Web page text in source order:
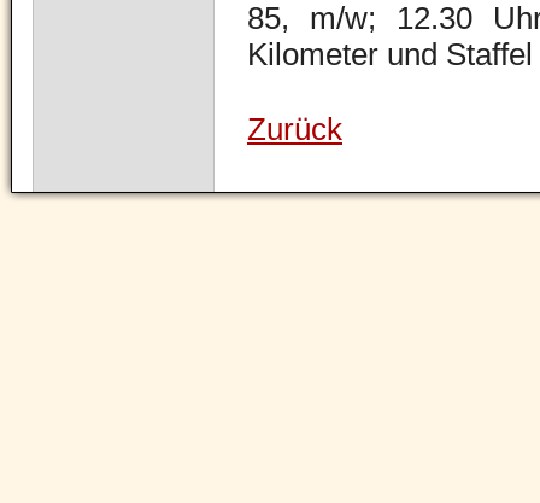
85, m/w; 12.30
Kilometer und
Zurück
Navigation